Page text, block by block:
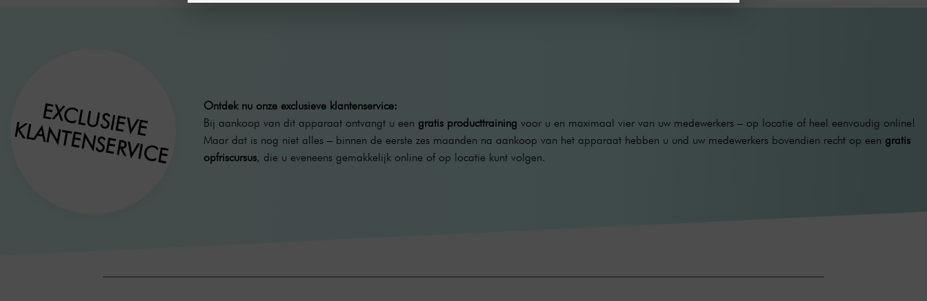
EXCLUSIEVE
KLANTENSERVICE
Ontdek nu onze exclusieve klantenservice:
Bij aankoop van dit apparaat ontvangt u een gratis producttraining voor u en maximaal vier van uw medewerkers – op locatie of heel eenvoudig online!
Maar dat is nog niet alles – binnen de eerste zes maanden na aankoop van het apparaat hebben u und uw medewerkers bovendien recht op een gratis
opfriscursus, die u eveneens gemakkelijk online of op locatie kunt volgen.